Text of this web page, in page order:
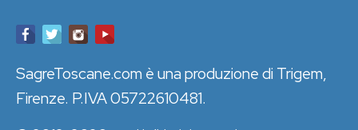
SagreToscane.com è una produzione di Trigem,
Firenze. P.IVA 05722610481.